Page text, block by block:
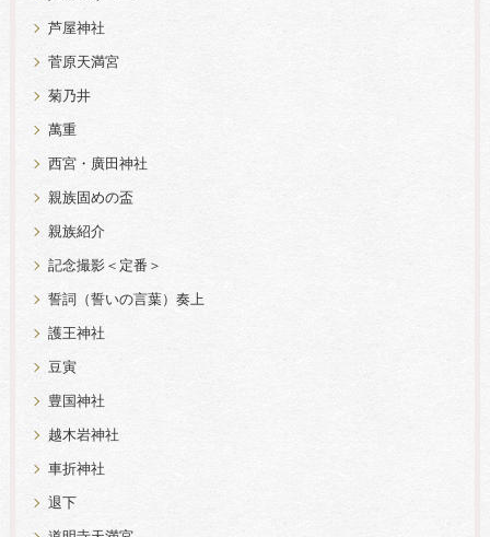
芦屋神社
菅原天満宮
菊乃井
萬重
西宮・廣田神社
親族固めの盃
親族紹介
記念撮影＜定番＞
誓詞（誓いの言葉）奏上
護王神社
豆寅
豊国神社
越木岩神社
車折神社
退下